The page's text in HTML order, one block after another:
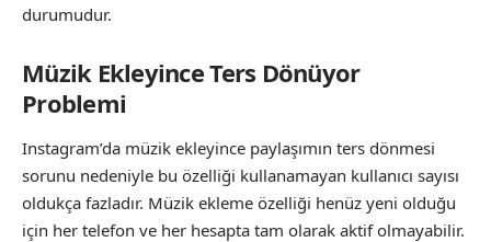
durumudur.
Müzik Ekleyince Ters Dönüyor
Problemi
Instagram’da müzik ekleyince paylaşımın ters dönmesi
sorunu nedeniyle bu özelliği kullanamayan kullanıcı sayısı
oldukça fazladır. Müzik ekleme özelliği henüz yeni olduğu
için her telefon ve her hesapta tam olarak aktif olmayabilir.